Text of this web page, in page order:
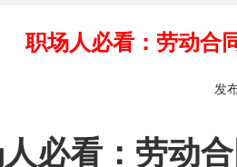
职场人必看：劳动合
发
看：劳动合